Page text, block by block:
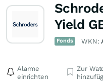
Yield
Fonds WKN:
Alarme
einrichten
Zur